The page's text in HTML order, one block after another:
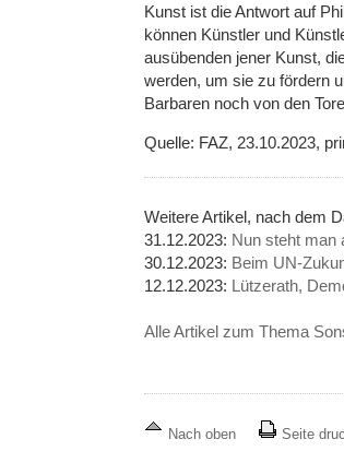
Kunst ist die Antwort auf
können Künstler und
ausübenden jener Kunst,
werden, um sie zu fördern
Barbaren noch von den
Quelle: FAZ, 23.10.2023,
Weitere Artikel, nach dem
31.12.2023: Nun steht man
30.12.2023: Beim UN-
12.12.2023: Lützerath,
Alle Artikel zum Thema
Nach oben Seite